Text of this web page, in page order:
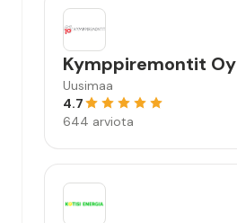
Kymppiremontit Oy
Uusimaa
4.7
644 arviota